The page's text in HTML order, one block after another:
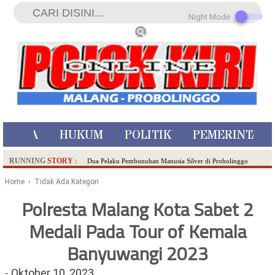
HUKUM POLITIK
RUNNING STORY : Dua Pelaku Pembunuhan Manusia Silver di Probolinggo
Literasi Melalui LASKAR JODA, Usung Filosofi Gelar Sehelai
Ambulance Dari Berbagai Daerah Padati Kota Wisata Batu
Hadirkan Tujuh Sapta Pesona Wisata di Amfiteater, Mikutopia
Buka Rekrutmen Karyawan,Berikut Kualifikasinya
Home › Tidak Ada Kategori
Polresta Malang Kota Sabet 2
Medali Pada Tour of Kemala
Banyuwangi 2023
Night Mode